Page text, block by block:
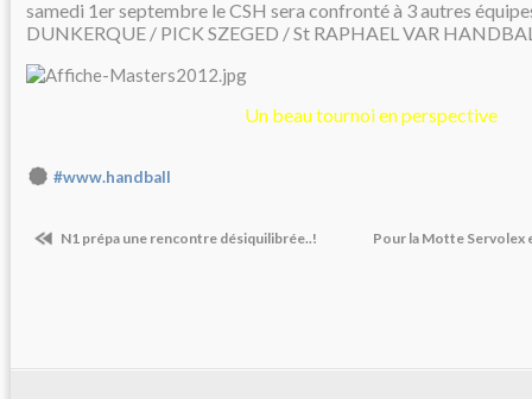
samedi 1er septembre le CSH sera confronté à 3 autres
DUNKERQUE / PICK SZEGED / St RAPHAEL VAR
Un beau tournoi en perspective
#www.handball
N1 prépa une rencontre désiquilibrée..! Pour la Motte Servolex